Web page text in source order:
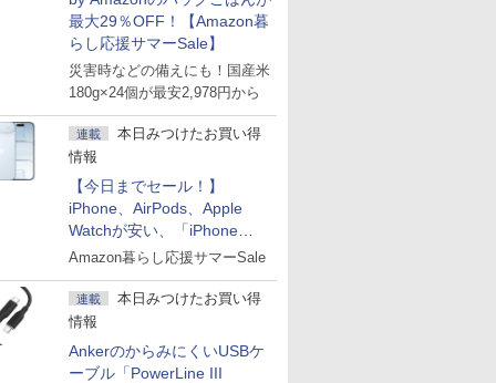
最大29％OFF！【Amazon暮
らし応援サマーSale】
災害時などの備えにも！国産米
180g×24個が最安2,978円から
連載
本日みつけたお買い得
情報
【今日までセール！】
iPhone、AirPods、Apple
Watchが安い、「iPhone
Air」256GB版が139,800円な
Amazon暮らし応援サマーSale
連載
本日みつけたお買い得
情報
AnkerのからみにくいUSBケ
ーブル「PowerLine III